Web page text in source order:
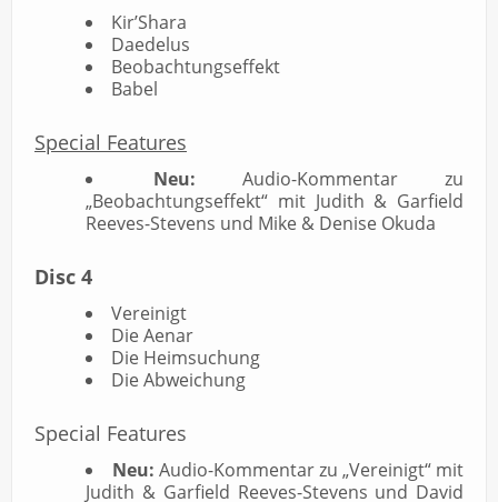
Kir’Shara
Daedelus
Beobachtungseffekt
Babel
Special Features
Neu: Audio-Kommentar zu
„Beobachtungseffekt“ mit Judith & Garfield
Reeves-Stevens und Mike & Denise Okuda
Disc 4
Vereinigt
Die Aenar
Die Heimsuchung
Die Abweichung
Special Features
Neu: Audio-Kommentar zu „Vereinigt“ mit
Judith & Garfield Reeves-Stevens und David